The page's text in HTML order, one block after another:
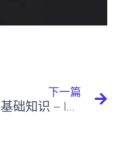
下一篇
AWS 基础知识 – IAM 初学者指南